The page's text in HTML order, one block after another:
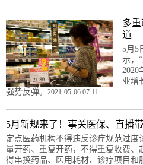
多
道
5月5
示，
2020
业增
强势反弹。 2021-05-06 07:11
5月新规来了！事关医保、直播
定点医药机构不得违反诊疗规范过度
量开药、重复开药，不得重复收费、
得串换药品、医用耗材、诊疗项目和